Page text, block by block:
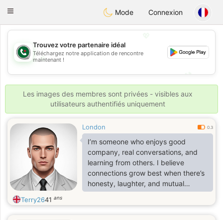
Weshrak
Toggle
Mode Connexion
💖
💕
💕
Trouvez votre partenaire idéal
Téléchargez notre application de rencontre
maintenant !
Les images des membres sont privées - visibles aux
utilisateurs authentifiés uniquement
London 0.3
I’m someone who enjoys good
company, real conversations, and
learning from others. I believe
connections grow best when there’s
honesty, laughter, and mutual
respect.
Terry2641 ans